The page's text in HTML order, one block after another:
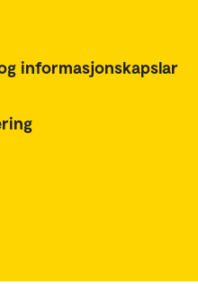
informasjonskapslar